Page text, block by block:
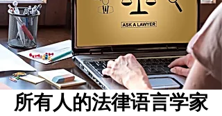
所有人的法律语言学家